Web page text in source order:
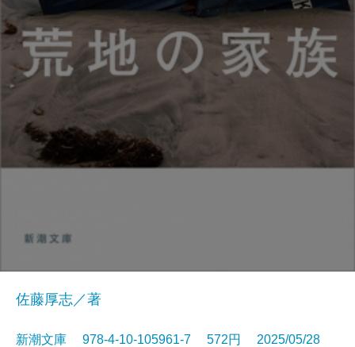
佐藤厚志／著
新潮文庫 978-4-10-105961-7 572円 2025/05/28